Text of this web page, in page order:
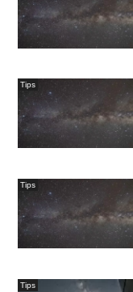
Tips
Tips
Tips